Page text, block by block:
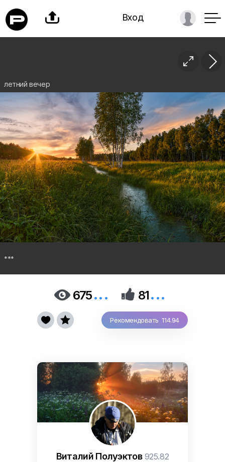
 Вход

летний вечер
***
 675...  81...
Рекомендовать 114.94
 
Виталий Полуэктов 925.82